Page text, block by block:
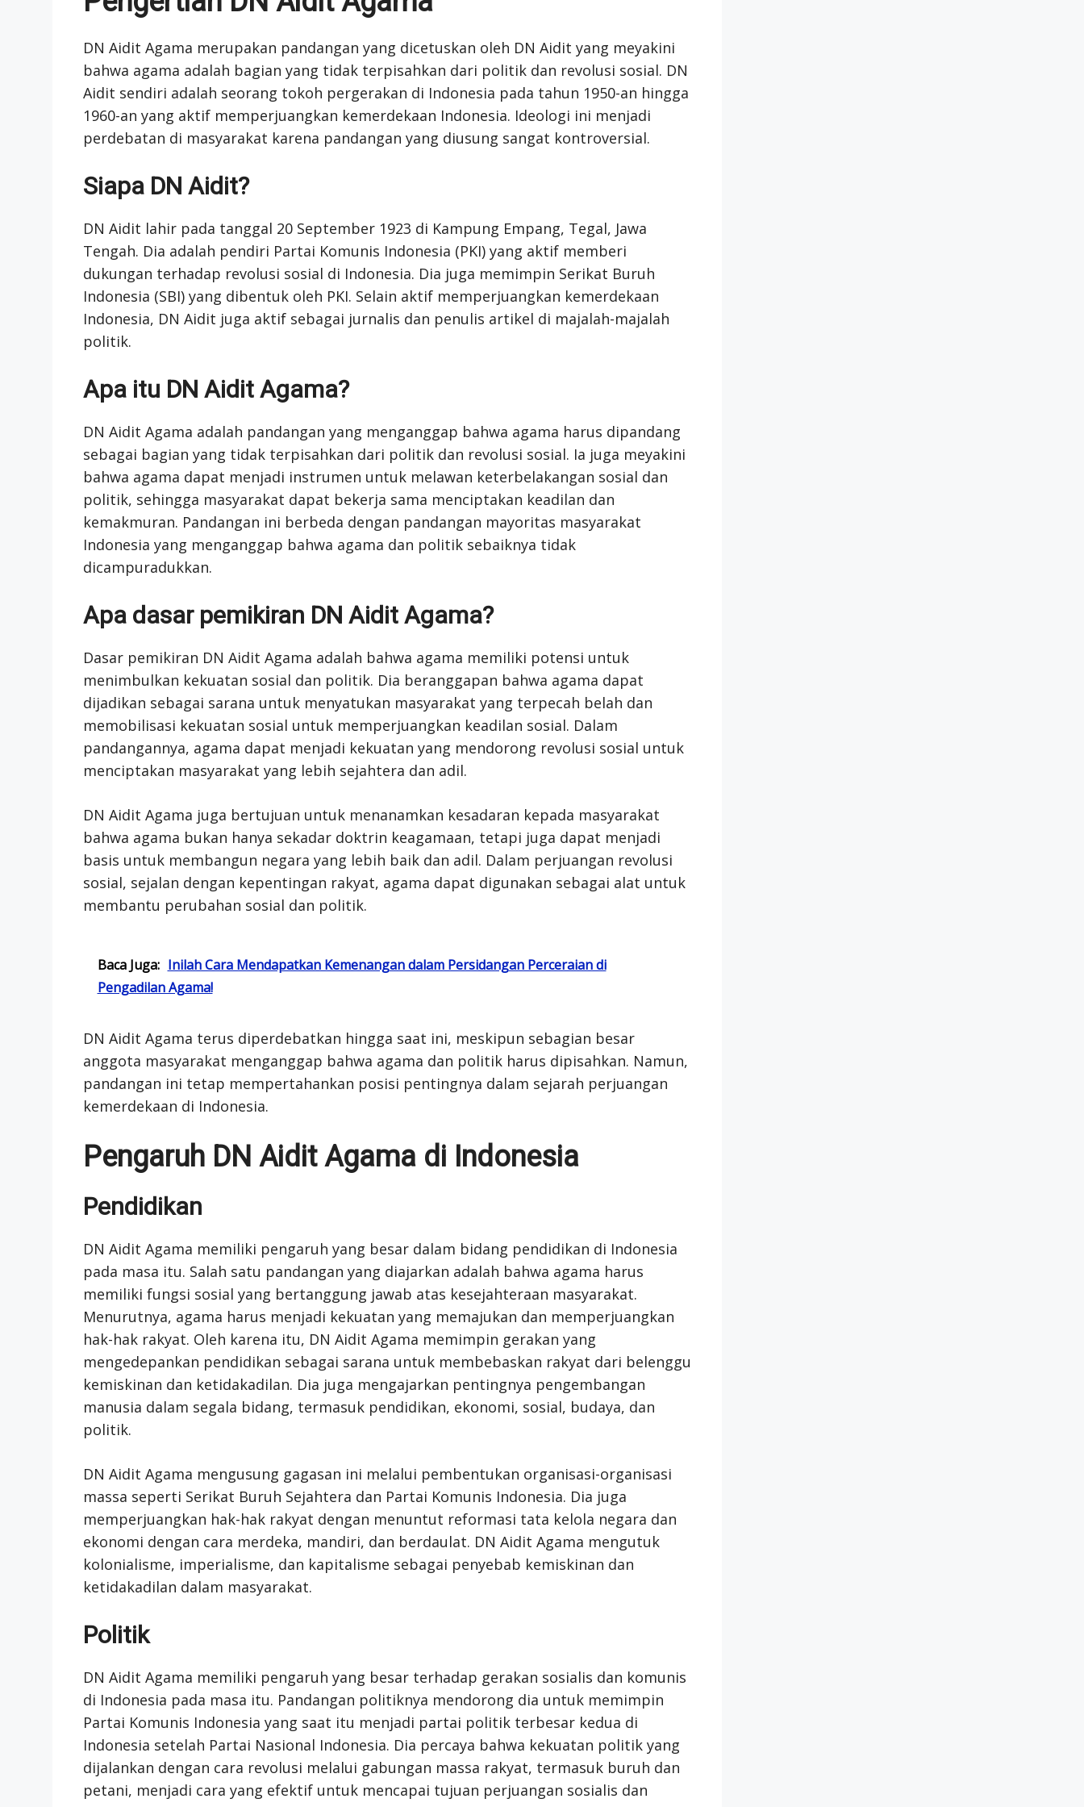
DN Aidit Agama merupakan pandangan yang dicetuskan oleh DN Aidit yang meyakini
bahwa agama adalah bagian yang tidak terpisahkan dari politik dan revolusi sosial. DN
Aidit sendiri adalah seorang tokoh pergerakan di Indonesia pada tahun 1950-an hingga
1960-an yang aktif memperjuangkan kemerdekaan Indonesia. Ideologi ini menjadi
perdebatan di masyarakat karena pandangan yang diusung sangat kontroversial.
Siapa DN Aidit?
DN Aidit lahir pada tanggal 20 September 1923 di Kampung Empang, Tegal, Jawa
Tengah. Dia adalah pendiri Partai Komunis Indonesia (PKI) yang aktif memberi
dukungan terhadap revolusi sosial di Indonesia. Dia juga memimpin Serikat Buruh
Indonesia (SBI) yang dibentuk oleh PKI. Selain aktif memperjuangkan kemerdekaan
Indonesia, DN Aidit juga aktif sebagai jurnalis dan penulis artikel di majalah-majalah
politik.
Apa itu DN Aidit Agama?
DN Aidit Agama adalah pandangan yang menganggap bahwa agama harus dipandang
sebagai bagian yang tidak terpisahkan dari politik dan revolusi sosial. Ia juga meyakini
bahwa agama dapat menjadi instrumen untuk melawan keterbelakangan sosial dan
politik, sehingga masyarakat dapat bekerja sama menciptakan keadilan dan
kemakmuran. Pandangan ini berbeda dengan pandangan mayoritas masyarakat
Indonesia yang menganggap bahwa agama dan politik sebaiknya tidak
dicampuradukkan.
Apa dasar pemikiran DN Aidit Agama?
Dasar pemikiran DN Aidit Agama adalah bahwa agama memiliki potensi untuk
menimbulkan kekuatan sosial dan politik. Dia beranggapan bahwa agama dapat
dijadikan sebagai sarana untuk menyatukan masyarakat yang terpecah belah dan
memobilisasi kekuatan sosial untuk memperjuangkan keadilan sosial. Dalam
pandangannya, agama dapat menjadi kekuatan yang mendorong revolusi sosial untuk
menciptakan masyarakat yang lebih sejahtera dan adil.
DN Aidit Agama juga bertujuan untuk menanamkan kesadaran kepada masyarakat
bahwa agama bukan hanya sekadar doktrin keagamaan, tetapi juga dapat menjadi
basis untuk membangun negara yang lebih baik dan adil. Dalam perjuangan revolusi
sosial, sejalan dengan kepentingan rakyat, agama dapat digunakan sebagai alat untuk
membantu perubahan sosial dan politik.
Baca Juga: Inilah Cara Mendapatkan Kemenangan dalam Persidangan Perceraian di
Pengadilan Agama!
DN Aidit Agama terus diperdebatkan hingga saat ini, meskipun sebagian besar
anggota masyarakat menganggap bahwa agama dan politik harus dipisahkan. Namun,
pandangan ini tetap mempertahankan posisi pentingnya dalam sejarah perjuangan
kemerdekaan di Indonesia.
Pengaruh DN Aidit Agama di Indonesia
Pendidikan
DN Aidit Agama memiliki pengaruh yang besar dalam bidang pendidikan di Indonesia
pada masa itu. Salah satu pandangan yang diajarkan adalah bahwa agama harus
memiliki fungsi sosial yang bertanggung jawab atas kesejahteraan masyarakat.
Menurutnya, agama harus menjadi kekuatan yang memajukan dan memperjuangkan
hak-hak rakyat. Oleh karena itu, DN Aidit Agama memimpin gerakan yang
mengedepankan pendidikan sebagai sarana untuk membebaskan rakyat dari belenggu
kemiskinan dan ketidakadilan. Dia juga mengajarkan pentingnya pengembangan
manusia dalam segala bidang, termasuk pendidikan, ekonomi, sosial, budaya, dan
politik.
DN Aidit Agama mengusung gagasan ini melalui pembentukan organisasi-organisasi
massa seperti Serikat Buruh Sejahtera dan Partai Komunis Indonesia. Dia juga
memperjuangkan hak-hak rakyat dengan menuntut reformasi tata kelola negara dan
ekonomi dengan cara merdeka, mandiri, dan berdaulat. DN Aidit Agama mengutuk
kolonialisme, imperialisme, dan kapitalisme sebagai penyebab kemiskinan dan
ketidakadilan dalam masyarakat.
Politik
DN Aidit Agama memiliki pengaruh yang besar terhadap gerakan sosialis dan komunis
di Indonesia pada masa itu. Pandangan politiknya mendorong dia untuk memimpin
Partai Komunis Indonesia yang saat itu menjadi partai politik terbesar kedua di
Indonesia setelah Partai Nasional Indonesia. Dia percaya bahwa kekuatan politik yang
dijalankan dengan cara revolusi melalui gabungan massa rakyat, termasuk buruh dan
petani, menjadi cara yang efektif untuk mencapai tujuan perjuangan sosialis dan